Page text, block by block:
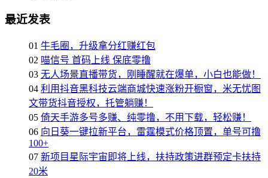
最近发表
01 牛毛圈，升级拿分红赚红包
02 喵信号 首码上线 保底零撸
03 无人场景直播带货，刚睡醒就在爆单，小白也能做！
04 利用抖音黑科技云端商城快速涨粉开橱窗，米无忧图
文带货抖音授权，托管躺赚！
05 倚天手游多号多赚、纯零撸，不用下载，轻松赚！
06 向日葵一键拉新平台，雷霆模式价格顶置，单号可撸
100+
07 新项目星际宇宙即将上线，扶持政策进群预定卡扶持
20米